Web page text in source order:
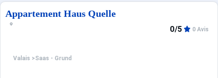
Appartement Haus Quelle
Valais >Saas - Grund
0/5 0 Avis